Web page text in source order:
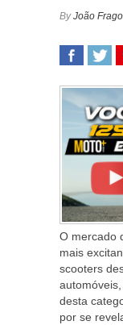
ByJoão
O mercado
mais
scooters
desta
por se